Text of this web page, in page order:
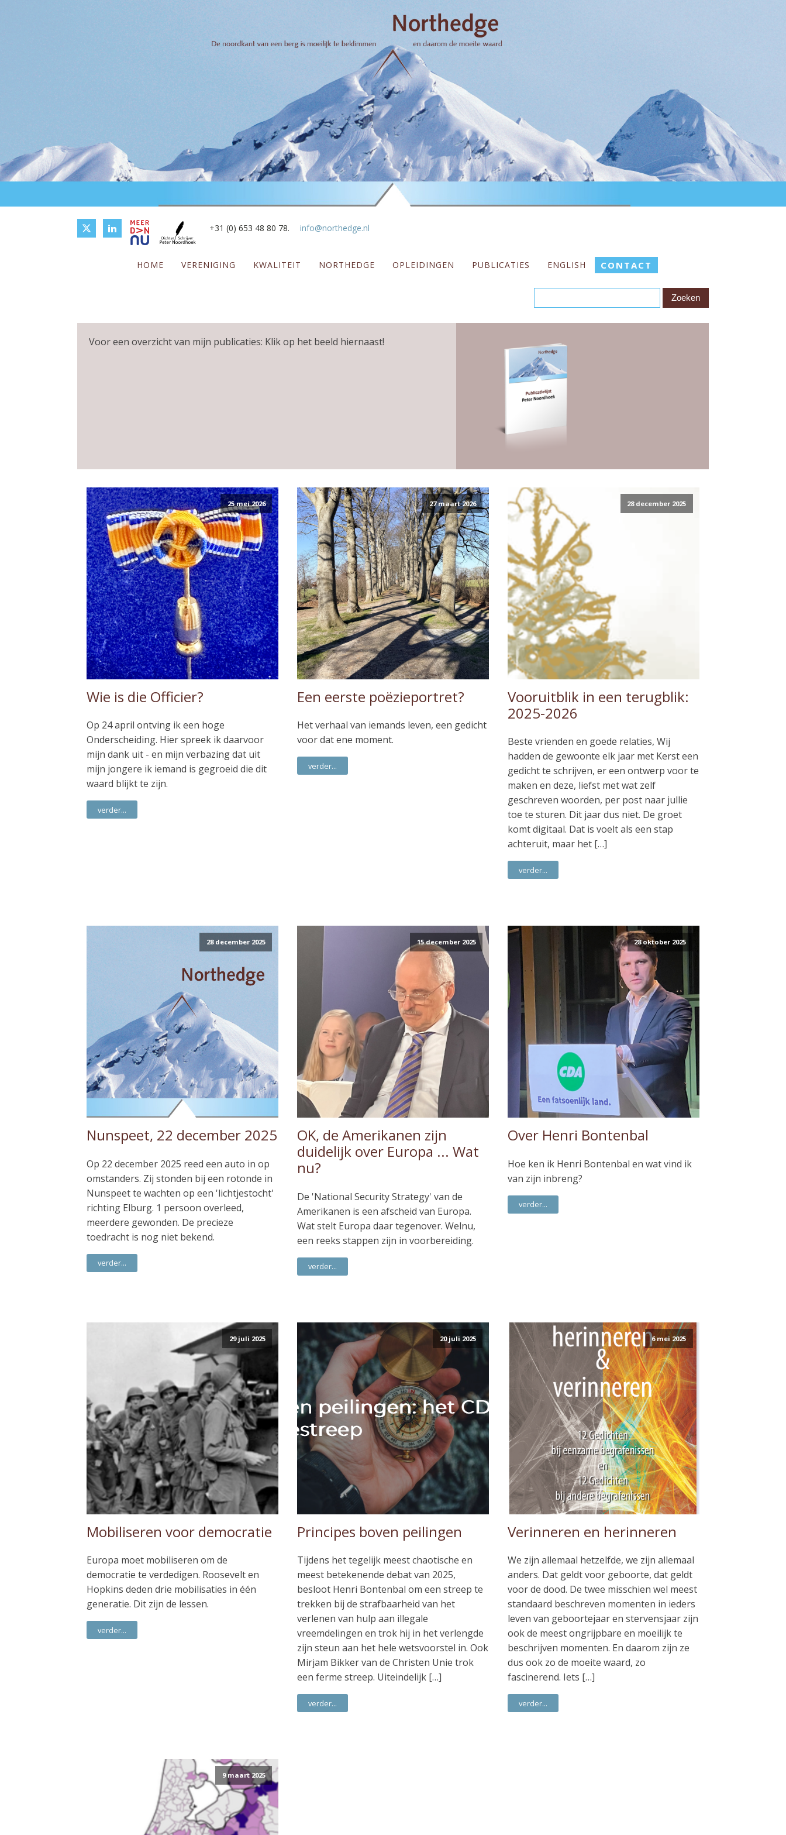
+31 (0) 653 48 80 78. info@northedge.nl
HOME VERENIGING KWALITEIT NORTHEDGE OPLEIDINGEN PUBLICATIES ENGLISH CONTACT
Voor een overzicht van mijn publicaties: Klik op het beeld hiernaast!
25 mei 2026
Wie is die Officier?
Op 24 april ontving ik een hoge
Onderscheiding. Hier spreek ik daarvoor
mijn dank uit - en mijn verbazing dat uit
mijn jongere ik iemand is gegroeid die dit
waard blijkt te zijn.
verder...
27 maart 2026
Een eerste poëzieportret?
Het verhaal van iemands leven, een gedicht
voor dat ene moment.
verder...
28 december 2025
Vooruitblik in een terugblik:
2025-2026
Beste vrienden en goede relaties, Wij
hadden de gewoonte elk jaar met Kerst een
gedicht te schrijven, er een ontwerp voor te
maken en deze, liefst met wat zelf
geschreven woorden, per post naar jullie
toe te sturen. Dit jaar dus niet. De groet
komt digitaal. Dat is voelt als een stap
achteruit, maar het […]
verder...
28 december 2025
Nunspeet, 22 december 2025
Op 22 december 2025 reed een auto in op
omstanders. Zij stonden bij een rotonde in
Nunspeet te wachten op een 'lichtjestocht'
richting Elburg. 1 persoon overleed,
meerdere gewonden. De precieze
toedracht is nog niet bekend.
verder...
15 december 2025
OK, de Amerikanen zijn
duidelijk over Europa ... Wat
nu?
De 'National Security Strategy' van de
Amerikanen is een afscheid van Europa.
Wat stelt Europa daar tegenover. Welnu,
een reeks stappen zijn in voorbereiding.
verder...
28 oktober 2025
Over Henri Bontenbal
Hoe ken ik Henri Bontenbal en wat vind ik
van zijn inbreng?
verder...
29 juli 2025
Mobiliseren voor democratie
Europa moet mobiliseren om de
democratie te verdedigen. Roosevelt en
Hopkins deden drie mobilisaties in één
generatie. Dit zijn de lessen.
verder...
20 juli 2025
Principes boven peilingen
Tijdens het tegelijk meest chaotische en
meest betekenende debat van 2025,
besloot Henri Bontenbal om een streep te
trekken bij de strafbaarheid van het
verlenen van hulp aan illegale
vreemdelingen en trok hij in het verlengde
zijn steun aan het hele wetsvoorstel in. Ook
Mirjam Bikker van de Christen Unie trok
een ferme streep. Uiteindelijk […]
verder...
6 mei 2025
Verinneren en herinneren
We zijn allemaal hetzelfde, we zijn allemaal
anders. Dat geldt voor geboorte, dat geldt
voor de dood. De twee misschien wel meest
standaard beschreven momenten in ieders
leven van geboortejaar en stervensjaar zijn
ook de meest ongrijpbare en moeilijk te
beschrijven momenten. En daarom zijn ze
dus ook zo de moeite waard, zo
fascinerend. Iets […]
verder...
9 maart 2025